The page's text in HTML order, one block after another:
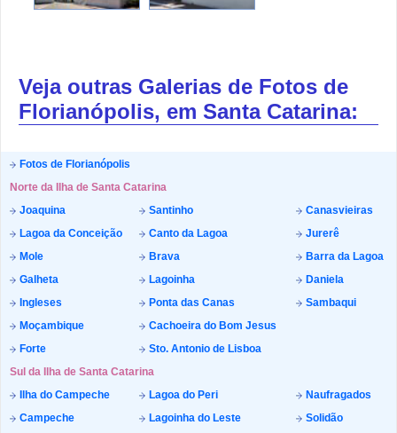
Veja outras Galerias de Fotos de
Florianópolis, em Santa Catarina:
Fotos de Florianópolis
Norte da Ilha de Santa Catarina
Joaquina
Santinho
Canasvieiras
Lagoa da Conceição
Canto da Lagoa
Jurerê
Mole
Brava
Barra da Lagoa
Galheta
Lagoinha
Daniela
Ingleses
Ponta das Canas
Sambaqui
Moçambique
Cachoeira do Bom Jesus
Forte
Sto. Antonio de Lisboa
Sul da Ilha de Santa Catarina
Ilha do Campeche
Lagoa do Peri
Naufragados
Campeche
Lagoinha do Leste
Solidão